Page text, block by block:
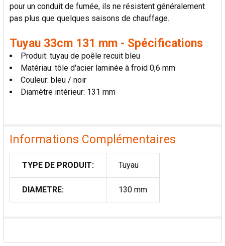
pour un conduit de fumée, ils ne résistent généralement
pas plus que quelques saisons de chauffage.
Tuyau 33cm 131 mm - Spécifications
Produit: tuyau de poêle recuit bleu
Matériau: tôle d'acier laminée à froid 0,6 mm
Couleur: bleu / noir
Diamètre intérieur: 131 mm
Informations Complémentaires
TYPE DE PRODUIT: Tuyau
DIAMETRE: 130 mm